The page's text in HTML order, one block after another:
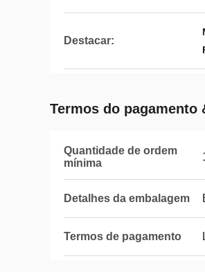
Destacar:
Termos do pagamento
Quantidade de ordem
mínima
Detalhes da embalagem
Termos de pagamento